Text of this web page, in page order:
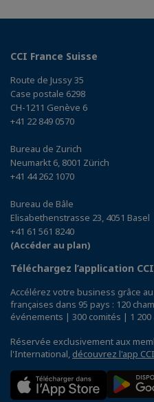
CCI France Suisse
Route de Jussy 35
Case postale 6298
CH-1211 Genève 6
+41 22 849 0570
Bureau de Zurich
Neumarkt 6, 8001 Zürich
+41 44 262 1070
Bureau de Bâle
Elisabethenstrasse 23, 4051 Basel
+41 61 561 8240
(Accéder au plan)
Téléchargez l’application
Accélérez votre business grâce
françaises dans 95 pays : 120
événements | 300 comités | 1
Réservée exclusivement aux
l'International, découvrez l'app